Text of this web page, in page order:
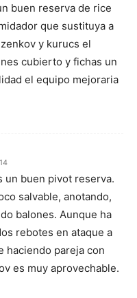
buen reserva de rice
que sustituya a
y kurucs el
cubierto y fichas un
el equipo mejoraria
un buen pivot reserva.
salvable, anotando,
balones. Aunque ha
rebotes en ataque a
haciendo pareja con
es muy aprovechable.